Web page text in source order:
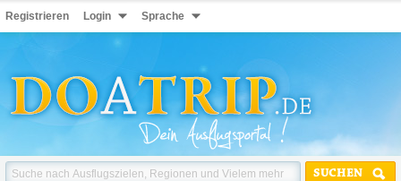
Registrieren Login Sprache
SUCHEN